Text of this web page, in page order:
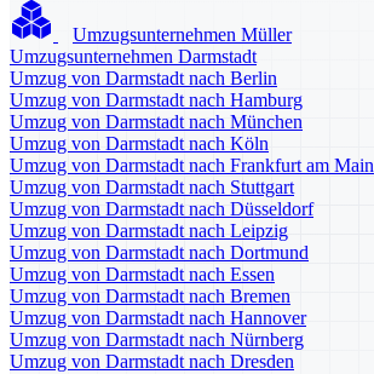
Umzugsunternehmen Müller
Umzugsunternehmen Darmstadt
Umzug von Darmstadt nach Berlin
Umzug von Darmstadt nach Hamburg
Umzug von Darmstadt nach München
Umzug von Darmstadt nach Köln
Umzug von Darmstadt nach Frankfurt am Main
Umzug von Darmstadt nach Stuttgart
Umzug von Darmstadt nach Düsseldorf
Umzug von Darmstadt nach Leipzig
Umzug von Darmstadt nach Dortmund
Umzug von Darmstadt nach Essen
Umzug von Darmstadt nach Bremen
Umzug von Darmstadt nach Hannover
Umzug von Darmstadt nach Nürnberg
Umzug von Darmstadt nach Dresden